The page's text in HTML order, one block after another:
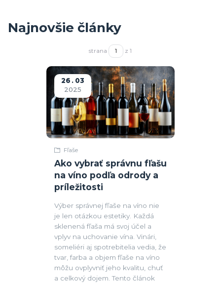
Najnovšie články
strana z 1
Ako vybrať správnu fľašu
na víno podľa odrody a
príležitosti
26
03
2025
Fľaše
Výber správnej fľaše na víno nie
je len otázkou estetiky. Každá
sklenená fľaša má svoj účel a
vplyv na uchovanie vína. Vinári,
someliéri aj spotrebitelia vedia, že
tvar, farba a objem fľaše na víno
môžu ovplyvniť jeho kvalitu, chuť
a celkový dojem. Tento článok